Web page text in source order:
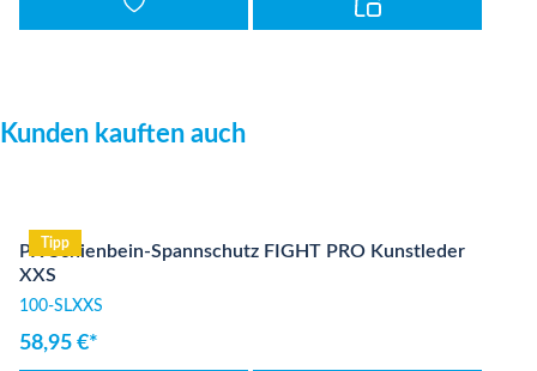
Produktgalerie überspringen
Kunden kauften auch
Tipp
PX Schienbein-Spannschutz FIGHT PRO Kunstleder
XXS
100-SLXXS
58,95 €*